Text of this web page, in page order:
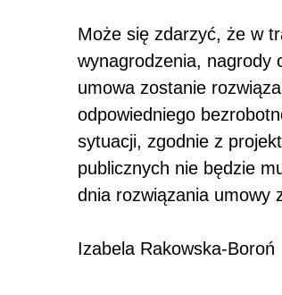
Może się zdarzyć, że w
wynagrodzenia, nagrody
umowa zostanie
odpowiedniego
sytuacji, zgodnie z
publicznych nie będzie
dnia rozwiązania umowy
Izabela Rakowska-Boroń